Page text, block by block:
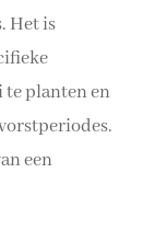
Het is
planten en
een